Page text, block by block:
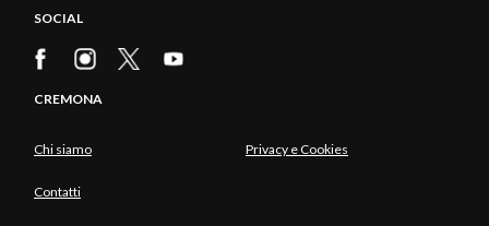
SOCIAL
CREMONA
Chi siamo Privacy e Cookies
Contatti